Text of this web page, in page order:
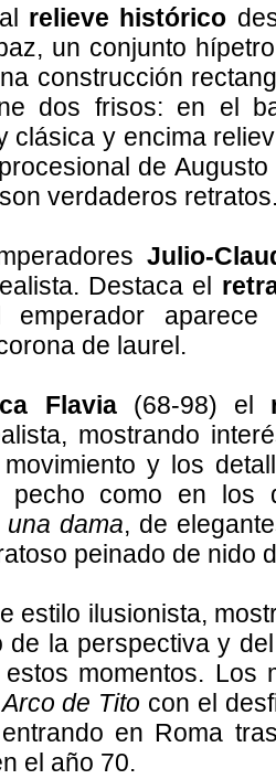
relieve histórico
un conjunto
construcción
dos frisos: en el
clásica y encima
de
verdaderos
Julio-
Destaca el
de laurel.
Flavia(68-98) el
mostrando
y los
pecho como en
dama, de
peinado de nido
estilo ilusionista,
de la perspectiva y
momentos. Los
Arco de Tito con el
en Roma
el año 70.